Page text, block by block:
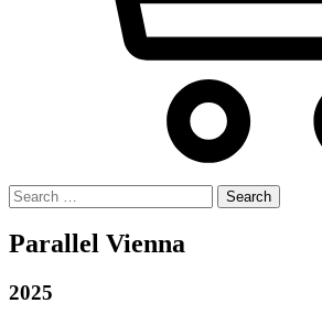
Search
for:
Parallel Vienna
2025